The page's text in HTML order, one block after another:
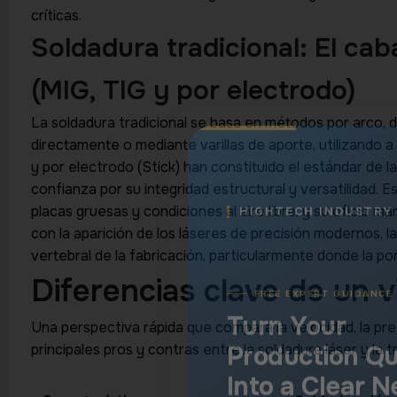
críticas.
Soldadura tradicional: El
(MIG, TIG y por electrodo)
La soldadura tradicional se basa en métodos por
directamente o mediante varillas de aporte, utilizando
y por electrodo (Stick) han constituido el estándar de
confianza por su integridad estructural y versatilidad.
placas gruesas y condiciones al aire libre, y su oficio
con la aparición de los láseres de precisión modernos,
vertebral de la fabricación, particularmente donde la
Diferencias clave de un
Una perspectiva rápida que compara la velocidad, la
principales pros y contras entre la soldadura láser y la
Into a Clear
Step
Connect with a machinery
understands cutting, welding,
engraving, and marking